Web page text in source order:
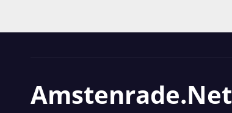
Amstenrade.net